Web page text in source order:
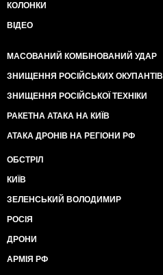
КОЛОНКИ
ВІДЕО
МАСОВАНИЙ КОМБІНОВАНИЙ УДАР
ЗНИЩЕННЯ РОСІЙСЬКИХ ОКУПАНТІВ
ЗНИЩЕННЯ РОСІЙСЬКОЇ ТЕХНІКИ
РАКЕТНА АТАКА НА КИЇВ
АТАКА ДРОНІВ НА РЕГІОНИ РФ
ОБСТРІЛ
КИЇВ
ЗЕЛЕНСЬКИЙ ВОЛОДИМИР
РОСІЯ
ДРОНИ
АРМІЯ РФ